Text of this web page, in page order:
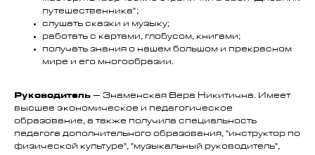
путешественника";
слушать сказки и музыку;
работать с картами, глобусом, книгами;
получать знания о нашем большом и прекрасном
мире и его многообразии.
Руководитель – Знаменская Вера Никитична. Имеет
высшее экономическое и педагогическое
образование, а также получила специальность
педагога дополнительного образования, "инструктор по
физической культуре", "музыкальный руководитель",